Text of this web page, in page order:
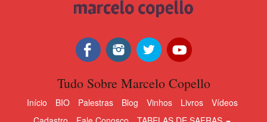
Tudo Sobre Marcelo Copello
Início BIO Palestras Blog Vinhos Livros
Vídeos